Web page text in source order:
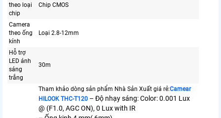
theo loại
chip
Chip CMOS
Camera
theo ống
kính
Loại 2.8-12mm
Hỗ trợ
LED ánh
sáng
trắng
30m
Tham khảo dòng sản phẩm Nhà Sản Xuất giá rẻ:Camear
HILOOK THC-T120 – Độ nhạy sáng: Color: 0.001 Lux
@ (F1.0, AGC ON), 0 Lux with IR